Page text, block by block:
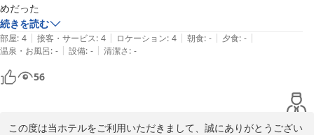
続きを読む
部屋: 4 | 接客・サービス: 4 | ロケーション: 4 | 朝食: - | 夕食: - |
温泉・お風呂: - | 設備: - | 清潔さ: -
56
この度は当ホテルをご利用いただきまして、誠にありがとうござい